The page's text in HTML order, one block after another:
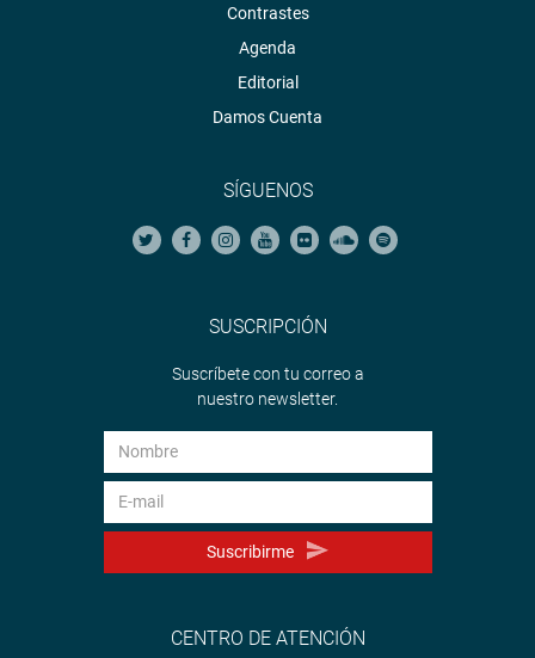
Contrastes
Agenda
Editorial
Damos Cuenta
SÍGUENOS
SUSCRIPCIÓN
Suscríbete con tu correo a
nuestro newsletter.
Suscribirme
CENTRO DE ATENCIÓN